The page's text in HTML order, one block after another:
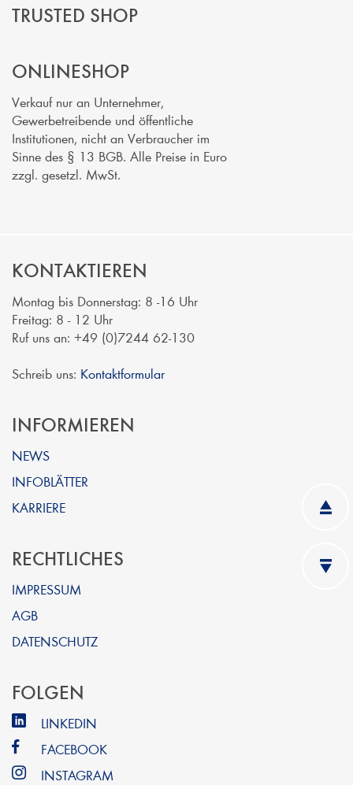
TRUSTED SHOP
ONLINESHOP
Verkauf nur an Unternehmer,
Gewerbetreibende und öffentliche
Institutionen, nicht an Verbraucher im
Sinne des § 13 BGB. Alle Preise in Euro
zzgl. gesetzl. MwSt.
KONTAKTIEREN
Montag bis Donnerstag: 8 -16 Uhr
Freitag: 8 - 12 Uhr
Ruf uns an: +49 (0)7244 62-130
Schreib uns: Kontaktformular
INFORMIEREN
NEWS
INFOBLÄTTER
KARRIERE
RECHTLICHES
IMPRESSUM
AGB
DATENSCHUTZ
FOLGEN
LINKEDIN
FACEBOOK
INSTAGRAM